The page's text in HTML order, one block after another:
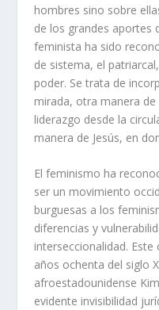
hombres sino sobre
de los grandes aportes
feminista ha sido
de sistema, el
poder. Se trata de
mirada, otra manera
liderazgo desde la
manera de Jesús, en
El feminismo ha
ser un movimiento
burguesas a los
diferencias y
interseccionalidad.
años ochenta del siglo
afroestadounidense
evidente invisibilidad